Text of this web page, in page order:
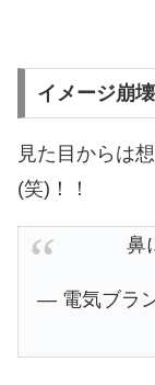
イメージ崩壊
見た目からは
(笑)！！
鼻
— 電気ブラ